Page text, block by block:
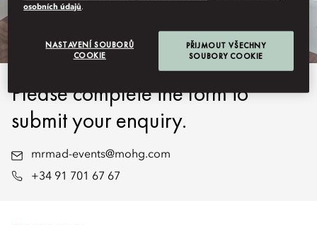
SUBMIT ENQUIRY
Please complete the form to
submit your enquiry.
mrmad-events@mohg.com
+34 91 701 67 67
osobních údajů.
NASTAVENÍ SOUBORŮ
COOKIE
PŘIJMOUT VŠECHNY
SOUBORY COOKIE